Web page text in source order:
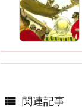
 関連記事